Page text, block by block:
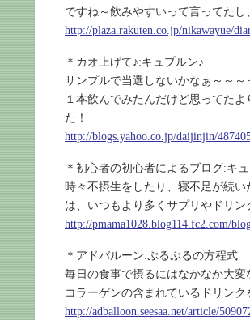
ですね～飲みやすいって言ってた
http://plaza.rakuten.co.jp/nikawayue/
＊カオ上げて♪:キュプルン♪
サンプルで当選しないかなぁ～～
１本飲んでみたんだけど思ってた
た！
http://blogs.yahoo.co.jp/daijinjin/
＊初心者の初心者によるブログ:キ
時々不摂生をしたり、寝不足が続
は、いつもより多くサプリやドリン
http://pmama1028.blog114.fc2.com/
＊アドバルーン:ぷるぷるの方程式
毎日の食事で摂るにはなかなか大
コラーゲンの含まれているドリンク
http://adballoon.seesaa.net/article/